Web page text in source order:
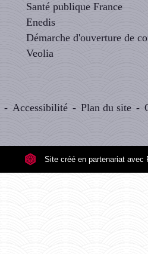
Santé publique France
Enedis
Démarche d'ouverture de
Veolia
- Accessibilité - Plan du site -
Site créé en partenariat avec